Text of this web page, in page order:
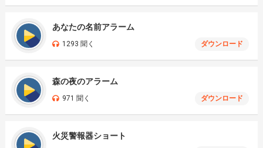
あなたの名前アラーム
1293 聞く ダウンロード
森の夜のアラーム
971 聞く ダウンロード
火災警報器ショート